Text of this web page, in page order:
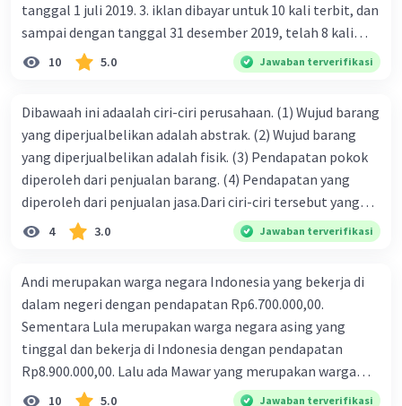
tanggal 1 juli 2019. 3. iklan dibayar untuk 10 kali terbit, dan
sampai dengan tanggal 31 desember 2019, telah 8 kali
terbit. 4. gaji terutang untuk periode berjalan sebesar
Rp800.000,00 dari data di atas, pencatatan jurnal pembalik
10 5.0 Jawaban terverifikasi
Dibawaah ini adaalah ciri-ciri perusahaan. (1) Wujud barang
yang diperjualbelikan adalah abstrak. (2) Wujud barang
yang diperjualbelikan adalah fisik. (3) Pendapatan pokok
diperoleh dari penjualan barang. (4) Pendapatan yang
diperoleh dari penjualan jasa.Dari ciri-ciri tersebut yang
merupakan ciri dari perusahaan dagang ditunjukan pada
nomor…. a. 1 dan 3 b. 3 dan 4 c. 2 dan 3 d. 1 dan 2 e. 2 dan 4
4 3.0 Jawaban terverifikasi
Andi merupakan warga negara Indonesia yang bekerja di
dalam negeri dengan pendapatan Rp6.700.000,00.
Sementara Lula merupakan warga negara asing yang
tinggal dan bekerja di Indonesia dengan pendapatan
Rp8.900.000,00. Lalu ada Mawar yang merupakan warga
negara Indonesia yang tinggal dan bekerja di luar negeri
10 5.0 Jawaban terverifikasi